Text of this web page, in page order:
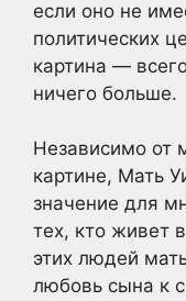
если оно не
политических
картина —
ничего больше.
Независимо от
картине, Мать
значение для
тех, кто живет
этих людей
любовь сына к